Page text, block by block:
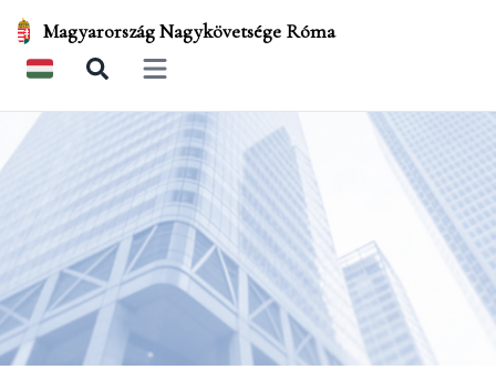
Magyarország Nagykövetsége Róma
Open main menu